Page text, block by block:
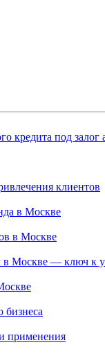
кредита под залог
клиентов
в Москве
в Москве
Москве — ключ к
бизнеса
применения